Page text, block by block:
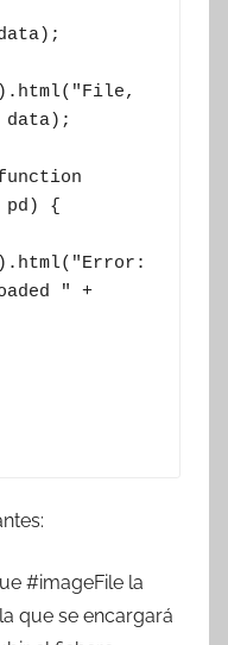
data);
{
" +
#imageFile la
que se encargará